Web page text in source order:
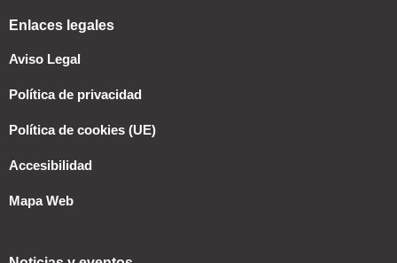
Enlaces legales
Aviso Legal
Política de privacidad
Política de cookies (UE)
Accesibilidad
Mapa Web